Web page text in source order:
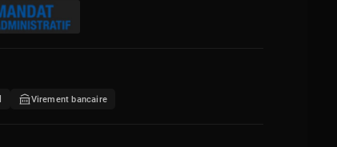
Virement bancaire